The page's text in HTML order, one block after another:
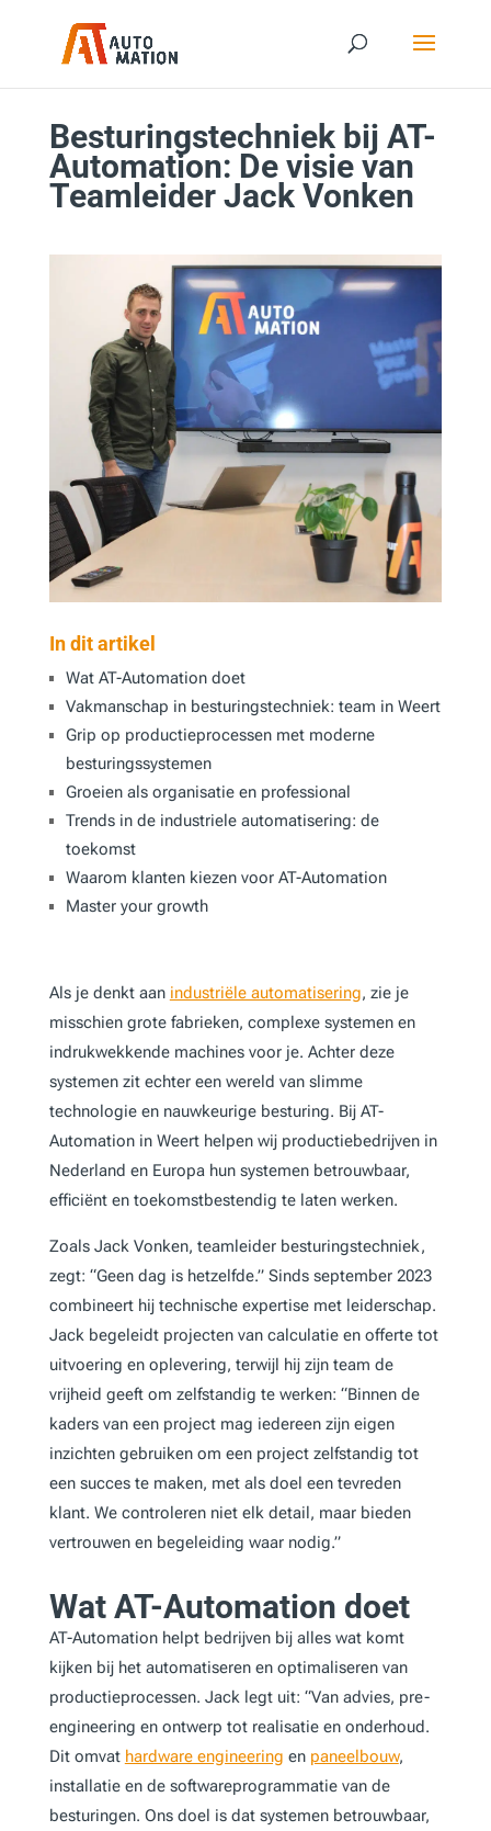
Besturingstechniek bij AT-
Automation: De visie van
Teamleider Jack Vonken
In dit artikel
Wat AT-Automation doet
Vakmanschap in besturingstechniek: team in Weert
Grip op productieprocessen met moderne
besturingssystemen
Groeien als organisatie en professional
Trends in de industriele automatisering: de
toekomst
Waarom klanten kiezen voor AT-Automation
Master your growth
Als je denkt aan industriële automatisering, zie je
misschien grote fabrieken, complexe systemen en
indrukwekkende machines voor je. Achter deze
systemen zit echter een wereld van slimme
technologie en nauwkeurige besturing. Bij AT-
Automation in Weert helpen wij productiebedrijven in
Nederland en Europa hun systemen betrouwbaar,
efficiënt en toekomstbestendig te laten werken.
Zoals Jack Vonken, teamleider besturingstechniek,
zegt: “Geen dag is hetzelfde.” Sinds september 2023
combineert hij technische expertise met leiderschap.
Jack begeleidt projecten van calculatie en offerte tot
uitvoering en oplevering, terwijl hij zijn team de
vrijheid geeft om zelfstandig te werken: “Binnen de
kaders van een project mag iedereen zijn eigen
inzichten gebruiken om een project zelfstandig tot
een succes te maken, met als doel een tevreden
klant. We controleren niet elk detail, maar bieden
vertrouwen en begeleiding waar nodig.”
Wat AT-Automation doet
AT-Automation helpt bedrijven bij alles wat komt
kijken bij het automatiseren en optimaliseren van
productieprocessen. Jack legt uit: “Van advies, pre-
engineering en ontwerp tot realisatie en onderhoud.
Dit omvat hardware engineering en paneelbouw,
installatie en de softwareprogrammatie van de
besturingen. Ons doel is dat systemen betrouwbaar,